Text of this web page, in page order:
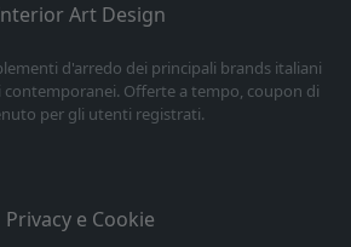
Art Design
d'arredo dei principali brands italiani
contemporanei. Offerte a tempo, coupon di
per gli utenti registrati.
Privacy e Cookie